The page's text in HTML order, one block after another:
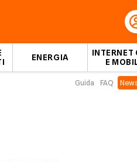
ENERGIA
INTERNET
E
Guida FAQ